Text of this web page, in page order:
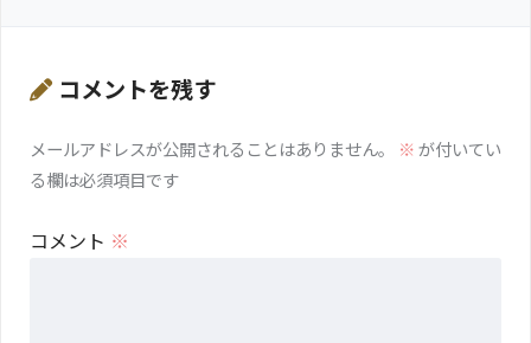
コメントを残す
メールアドレスが公開されることはありません。 ※が付いてい
る欄は必須項目です
コメント ※